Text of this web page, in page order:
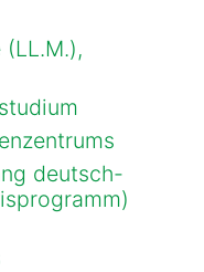
deutsch-